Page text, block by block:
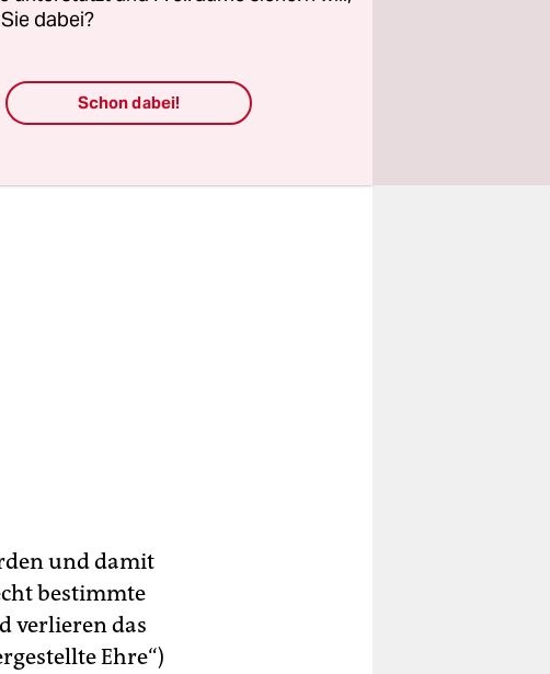
aufgekündigt.
und damit
bestimmte
verlieren das
Ehre“)
dabei?
Schon dabei!